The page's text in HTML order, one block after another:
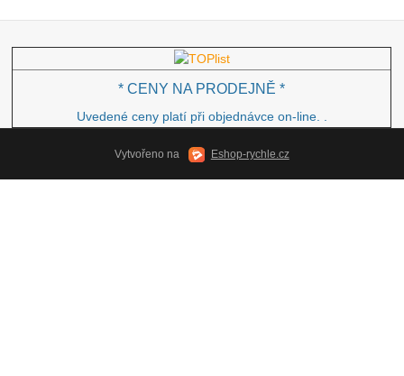
* CENY NA PRODEJNĚ *
Uvedené ceny platí při objednávce on-line.
Vytvořeno na Eshop-rychle.cz